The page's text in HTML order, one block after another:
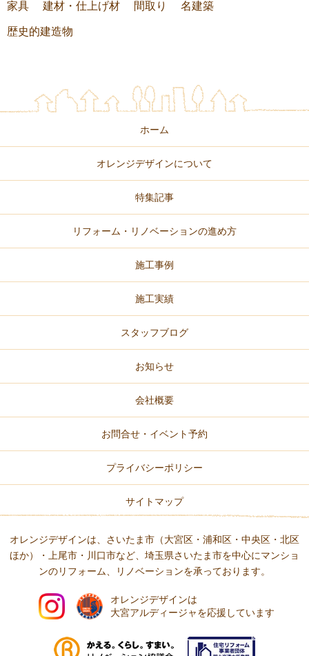
家具 建材・仕上げ材 間取り 名建築
歴史的建造物
ホーム
オレンジデザインについて
特集記事
リフォーム・リノベーションの進め方
施工事例
施工実績
スタッフブログ
お知らせ
会社概要
お問合せ・イベント予約
プライバシーポリシー
サイトマップ
オレンジデザインは、さいたま市（大宮区・浦和区・中央区・北区
ほか）・上尾市・川口市など、 埼玉県さいたま市を中心にマンショ
ンのリフォーム、リノベーションを承っております。
オレンジデザインは
大宮アルディージャを応援しています